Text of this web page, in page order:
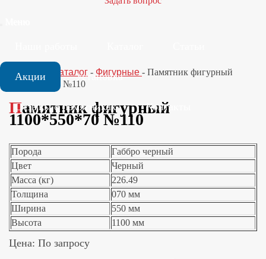
Акции Установка
Отзывы о памятниках Контакты
Главная Каталог - Фигурные - Памятник фигурный
1100*550*70 №110
Памятник фигурный
1100*550*70 №110
Порода
Габбро черный
Цвет
Черный
Масса (кг)
226.49
Толщина
070 мм
Ширина
550 мм
Высота
1100 мм
Цена: По запросу